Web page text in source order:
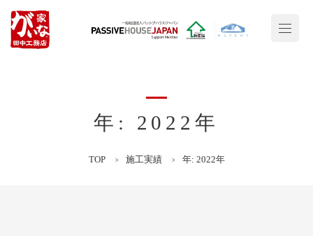
年: 2022年
TOP 施工実績 年: 2022年